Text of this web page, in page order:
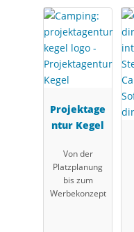
Projektage
ntur Kegel
Von der
Platzplanung
bis zum
Werbekonzept